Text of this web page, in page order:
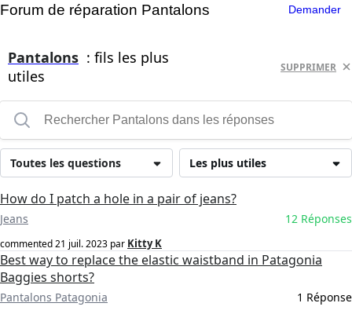
Forum de réparation Pantalons Demander
Pantalons : fils les plus
utiles
SUPPRIMER
Les plus utiles
Toutes les questions
How do I patch a hole in a pair of jeans?
Jeans 12 Réponses
commented21 juil. 2023 par Kitty K
Best way to replace the elastic waistband in Patagonia
Baggies shorts?
Pantalons Patagonia 1 Réponse